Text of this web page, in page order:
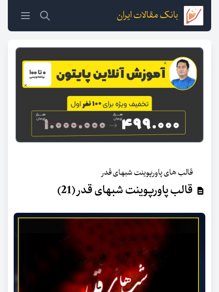
بانک مقالات ایران
قالب های پاورپوینت شبهای قدر
قالب پاورپوینت شبهای قدر (21)